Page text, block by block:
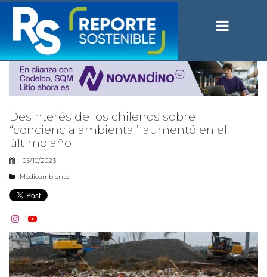
Desinterés de los chilenos sobre
“conciencia ambiental” aumentó en el
último año
05/10/2023
Medioambiente
 